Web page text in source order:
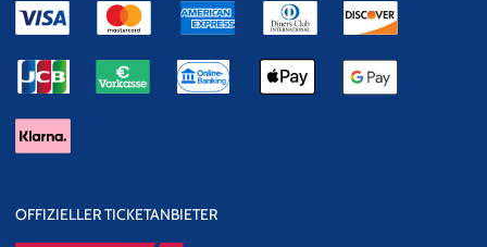
OFFIZIELLER TICKETANBIETER